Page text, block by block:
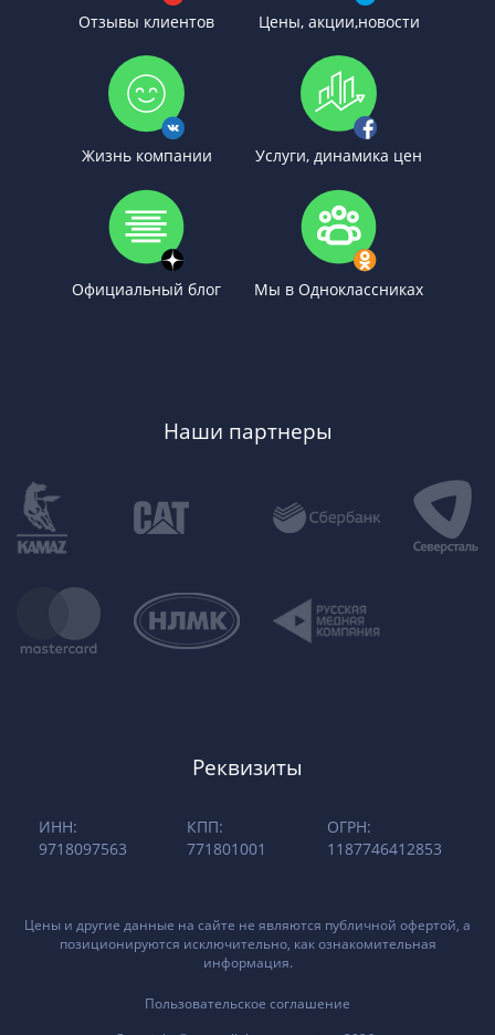
Отзывы клиентов Цены, акции,новости
Жизнь компании Услуги, динамика цен
Официальный блог Мы в Одноклассниках
Наши партнеры
Реквизиты
ИНН:
9718097563
КПП:
771801001
ОГРН:
1187746412853
Цены и другие данные на сайте не являются публичной офертой, а
позиционируются исключительно, как ознакомительная
информация.
Пользовательское соглашение